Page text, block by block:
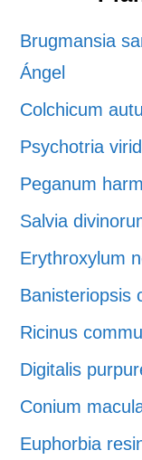
Brugmansia
Ángel
Colchicum
Psychotria
Peganum
Salvia
Erythroxylum
Banisteriopsis
Ricinus
Digitalis
Conium
Euphorbia